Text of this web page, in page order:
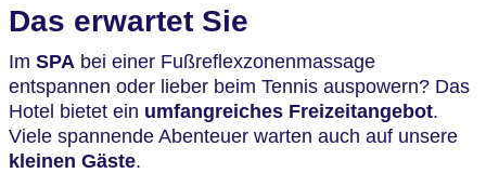
Das erwartet Sie
Im SPA bei einer Fußreflexzonenmassage
entspannen oder lieber beim Tennis auspowern? Das
Hotel bietet ein umfangreiches Freizeitangebot.
Viele spannende Abenteuer warten auch auf unsere
kleinen Gäste.